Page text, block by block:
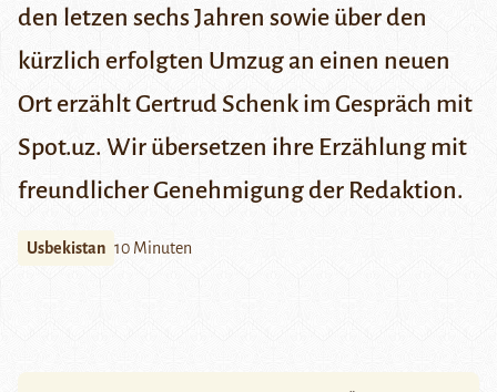
den letzen sechs Jahren sowie über den
kürzlich erfolgten Umzug an einen neuen
Ort erzählt Gertrud Schenk im Gespräch mit
Spot.uz. Wir übersetzen ihre Erzählung mit
freundlicher Genehmigung der Redaktion.
Usbekistan 10 Minuten